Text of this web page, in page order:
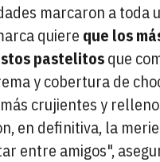
marcaron a toda
quiere que los
pastelitosque
y cobertura de
crujientes y
en definitiva, la
entre amigos",